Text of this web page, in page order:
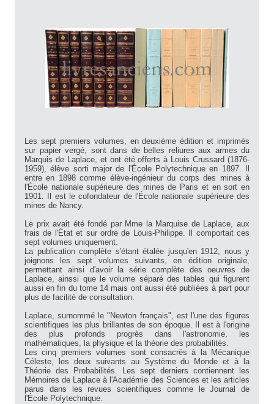
Les sept premiers volumes, en deuxième édition et imprimés
sur papier vergé, sont dans de belles reliures aux armes du
Marquis de Laplace, et ont été offerts à Louis Crussard (1876-
1959), élève sorti major de l'École Polytechnique en 1897. Il
entre en 1898 comme élève-ingénieur du corps des mines à
l'École nationale supérieure des mines de Paris et en sort en
1901. Il est le cofondateur de l'École nationale supérieure des
mines de Nancy.
Le prix avait été fondé par Mme la Marquise de Laplace, aux
frais de l'État et sur ordre de Louis-Philippe. Il comportait ces
sept volumes uniquement.
La publication complète s'étant étalée jusqu'en 1912, nous y
joignons les sept volumes suivants, en édition originale,
permettant ainsi d'avoir la série complète des oeuvres de
Laplace, ainssi que le volume séparé des tables qui figurent
aussi en fin du tome 14 mais ont aussi été publiées à part pour
plus de facilité de consultation.
Laplace, surnommé le "Newton français", est l'une des figures
scientifiques les plus brillantes de son époque. Il est à l'origine
des plus profonds progrès dans l'astronomie, les
mathématiques, la physique et la théorie des probabilités.
Les cinq premiers volumes sont consacrés à la Mécanique
Céleste, les deux suivants au Système du Monde et à la
Théorie des Probabilités. Les sept derniers contiennent les
Mémoires de Laplace à l'Académie des Sciences et les articles
parus dans les revues scientifiques comme le Journal de
l'École Polytechnique.